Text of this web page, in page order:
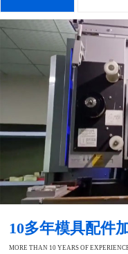
10多年模具配件
MORE THAN 10 YEARS OF